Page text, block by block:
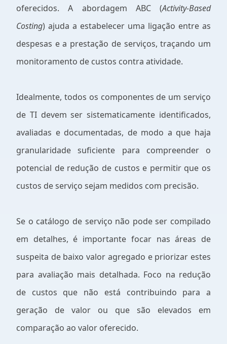
oferecidos. A abordagem ABC (Activity-Based
Costing) ajuda a estabelecer uma ligação entre as
despesas e a prestação de serviços, traçando um
monitoramento de custos contra atividade.
Idealmente, todos os componentes de um serviço
de TI devem ser sistematicamente identificados,
avaliadas e documentadas, de modo a que haja
granularidade suficiente para compreender o
potencial de redução de custos e permitir que os
custos de serviço sejam medidos com precisão.
Se o catálogo de serviço não pode ser compilado
em detalhes, é importante focar nas áreas de
suspeita de baixo valor agregado e priorizar estes
para avaliação mais detalhada. Foco na redução
de custos que não está contribuindo para a
geração de valor ou que são elevados em
comparação ao valor oferecido.